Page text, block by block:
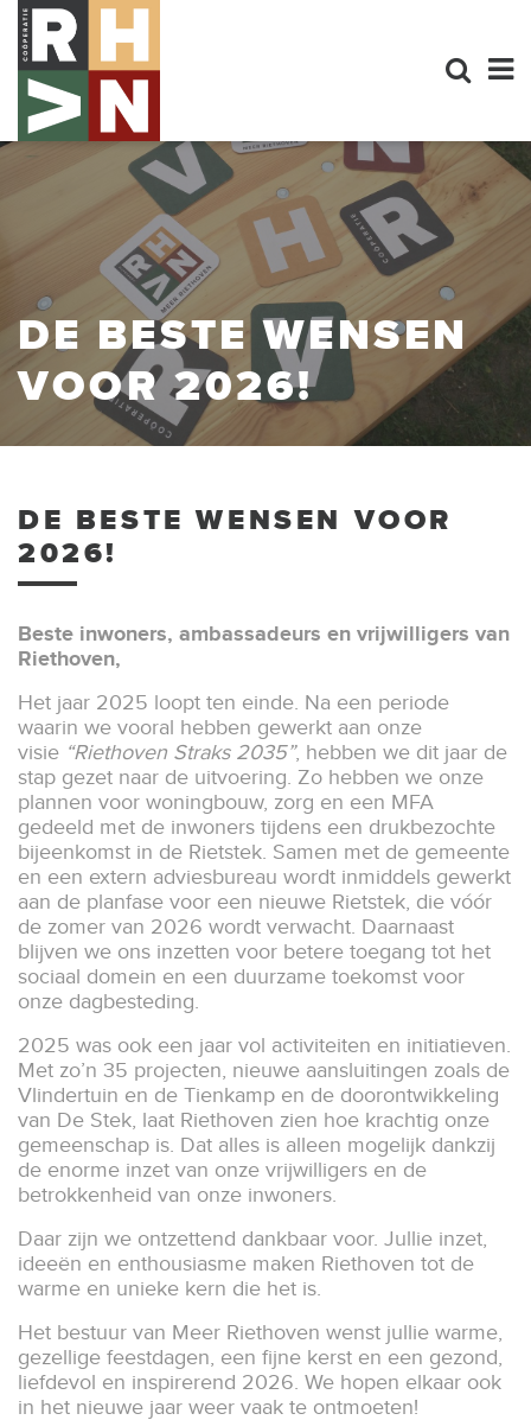
DE BESTE WENSEN
VOOR 2026!
DE BESTE WENSEN VOOR
2026!
Beste inwoners, ambassadeurs en vrijwilligers van
Riethoven,
Het jaar 2025 loopt ten einde. Na een periode
waarin we vooral hebben gewerkt aan onze
visie “Riethoven Straks 2035”, hebben we dit jaar de
stap gezet naar de uitvoering. Zo hebben we onze
plannen voor woningbouw, zorg en een MFA
gedeeld met de inwoners tijdens een drukbezochte
bijeenkomst in de Rietstek. Samen met de gemeente
en een extern adviesbureau wordt inmiddels gewerkt
aan de planfase voor een nieuwe Rietstek, die vóór
de zomer van 2026 wordt verwacht. Daarnaast
blijven we ons inzetten voor betere toegang tot het
sociaal domein en een duurzame toekomst voor
onze dagbesteding.
2025 was ook een jaar vol activiteiten en initiatieven.
Met zo’n 35 projecten, nieuwe aansluitingen zoals de
Vlindertuin en de Tienkamp en de doorontwikkeling
van De Stek, laat Riethoven zien hoe krachtig onze
gemeenschap is. Dat alles is alleen mogelijk dankzij
de enorme inzet van onze vrijwilligers en de
betrokkenheid van onze inwoners.
Daar zijn we ontzettend dankbaar voor. Jullie inzet,
ideeën en enthousiasme maken Riethoven tot de
warme en unieke kern die het is.
Het bestuur van Meer Riethoven wenst jullie warme,
gezellige feestdagen, een fijne kerst en een gezond,
liefdevol en inspirerend 2026. We hopen elkaar ook
in het nieuwe jaar weer vaak te ontmoeten!